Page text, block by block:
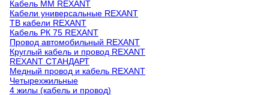
Кабель ММ REXANT
Кабели универсальные REXANT
ТВ кабели REXANT
Кабель РК 75 REXANT
Провод автомобильный REXANT
Круглый кабель и провод REXANT
REXANT СТАНДАРТ
Медный провод и кабель REXANT
Четырехжильные
4 жилы (кабель и провод)